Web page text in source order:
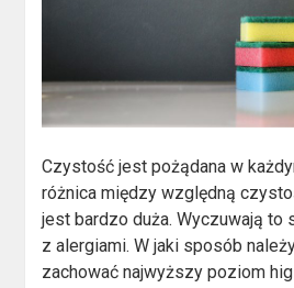
Czystość jest pożądana w
różnica między względną
jest bardzo duża. Wyczuwają
z alergiami. W jaki sposób
zachować najwyższy poziom